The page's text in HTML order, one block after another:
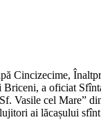
Cincizecime,
a oficiat
Vasile cel Mare”
ai lăcașului